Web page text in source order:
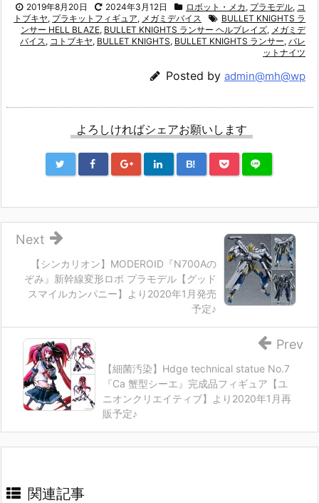
2019年8月20日 2024年3月12日 ロボット・メカ , プラモデル, コ
トブキヤ, プラキットフィギュア, メガミデバイス
BULLET KNIGHTS ラ
ンサー HELL BLAZE, BULLET KNIGHTS ランサー ヘルブレイズ, メガミデ
バイス , コトブキヤ, BULLET KNIGHTS, BULLET KNIGHTS ランサー, バレ
ットナイツ
Posted by admin@mh@wp
よろしければシェアお願いします
B!
【シンカリオン】MODEROID『N700Aの
ぞみ』新幹線変形ロボ プラモデル【グッド
スマイルカンパニー】より2020年1月発売
予定♪
Next
【細菌汚染】Hdge technical statue No.7
『Ca 蟹型シーエ』完成品フィギュア【ユ
ニオンクリエイティブ】より2020年1月再
販予定♪
Prev
関連記事